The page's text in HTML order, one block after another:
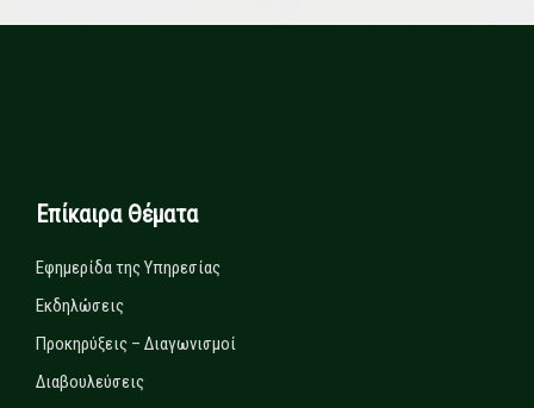
Επίκαιρα Θέματα
Εφημερίδα της Υπηρεσίας
Εκδηλώσεις
Προκηρύξεις – Διαγωνισμοί
Διαβουλεύσεις